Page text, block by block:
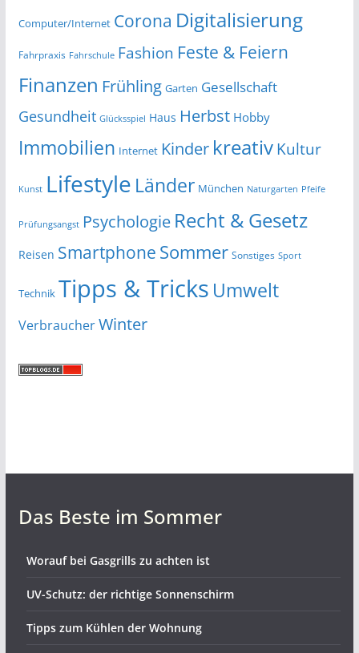
Computer/Internet Corona Digitalisierung
Fahrpraxis Fahrschule Fashion Feste & Feiern
Finanzen Frühling Garten Gesellschaft
Gesundheit Glücksspiel Haus Herbst Hobby
Immobilien Internet Kinder kreativKultur
Kunst Lifestyle Länder München Naturgarten Pfeife
Prüfungsangst Psychologie Recht & Gesetz
Reisen Smartphone Sommer Sonstiges Sport
Technik Tipps & Tricks Umwelt
VerbraucherWinter
Das Beste im Sommer
Worauf bei Gasgrills zu achten ist
UV-Schutz: der richtige Sonnenschirm
Tipps zum Kühlen der Wohnung